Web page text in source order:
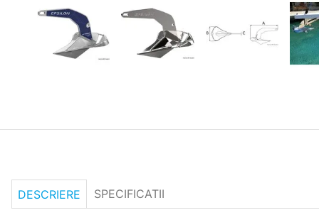
DESCRIERE SPECIFICATII